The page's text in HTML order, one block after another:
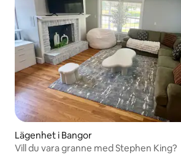
Lägenhet i Bangor
Vill du vara granne med Stephen King?